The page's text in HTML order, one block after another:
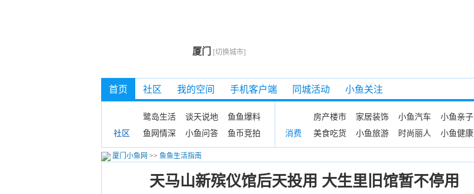
厦门 [切换城市]
首页 社区 我的空间 手机客户端 同城活动 小鱼关注
社区
鹭岛生活 谈天说地
鱼鱼爆料
鱼网情深
小鱼问答 鱼币竞拍 消费
房产楼市 家居装饰 小鱼汽车 小鱼亲子
美食吃货
小鱼旅游 时尚丽人 小鱼健康
厦门小鱼网 >> 鱼鱼生活指南
天马山新殡仪馆后天投用 大生里旧馆暂不停用